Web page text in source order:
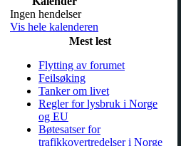
Ingen hendelser
Vis hele kalenderen
Mest lest
Flytting av forumet
Feilsøking
Tanker om livet
Regler for lysbruk i Norge
og EU
Bøtesatser for
trafikkovertredelser i Norge